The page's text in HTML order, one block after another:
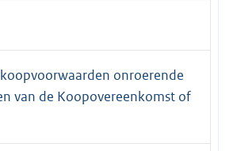
onroerende
van de Koopovereenkomst of